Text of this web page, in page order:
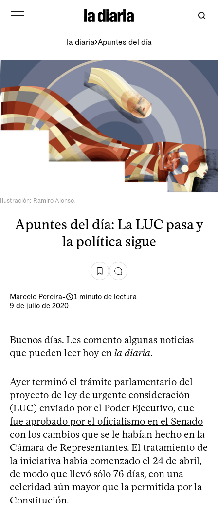
la diaria Apuntes del día
Ilustración: Ramiro Alonso.
Apuntes del día: La LUC pasa y
la política sigue
Marcelo Pereira-
1 minuto de lectura
9 de julio de 2020
Buenos días. Les comento algunas noticias
que pueden leer hoy en la diaria.
Ayer terminó el trámite parlamentario del
proyecto de ley de urgente consideración
(LUC) enviado por el Poder Ejecutivo, que
fue aprobado por el oficialismo en el Senado
con los cambios que se le habían hecho en la
Cámara de Representantes. El tratamiento de
la iniciativa había comenzado el 24 de abril,
de modo que llevó sólo 76 días, con una
celeridad aún mayor que la permitida por la
Constitución.